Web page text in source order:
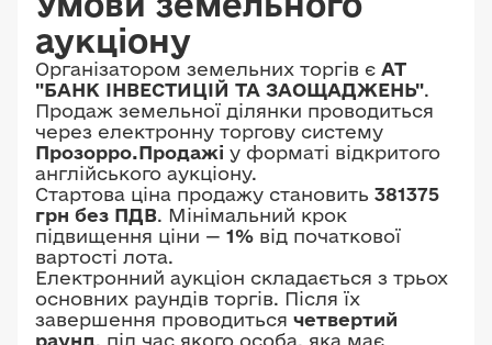
аукціону
Організатором земельних торгів є АТ
"БАНК ІНВЕСТИЦІЙ ТА ЗАОЩАДЖЕНЬ".
Продаж земельної ділянки проводиться
через електронну торгову систему
Прозорро.Продажі у форматі відкритого
англійського аукціону.
Стартова ціна продажу становить 381375
грн без ПДВ. Мінімальний крок
підвищення ціни — 1% від початкової
вартості лота.
Електронний аукціон складається з трьох
основних раундів торгів. Після їх
завершення проводиться четвертий
раунд, під час якого особа, яка має